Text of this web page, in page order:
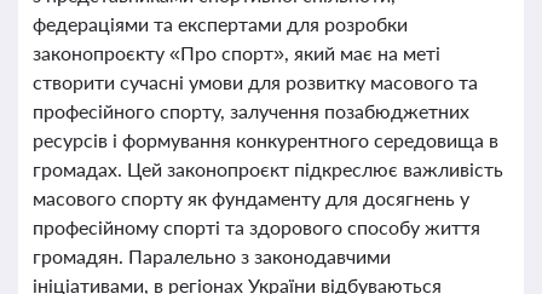
федераціями та експертами для розробки
законопроєкту «Про спорт», який має на меті
створити сучасні умови для розвитку масового та
професійного спорту, залучення позабюджетних
ресурсів і формування конкурентного середовища в
громадах. Цей законопроєкт підкреслює важливість
масового спорту як фундаменту для досягнень у
професійному спорті та здорового способу життя
громадян. Паралельно з законодавчими
ініціативами, в регіонах України відбуваються